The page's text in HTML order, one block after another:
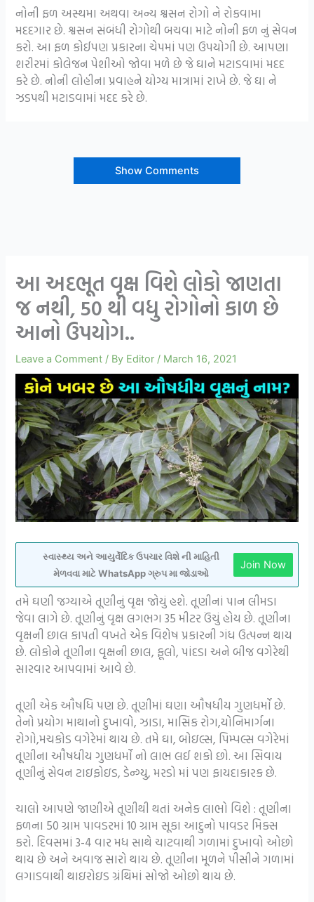
નોની ફળ અસ્થમા અથવા અન્ય શ્વસન રોગો ને રોકવામા
મદદગાર છે. શ્વસન સંબંધી રોગોથી બચવા માટે નોની ફળ નું સેવન
કરો. આ ફળ કોઈપણ પ્રકારના ચેપમાં પણ ઉપયોગી છે. આપણા
શરીરમાં કોલેજન પેશીઓ જોવા મળે છે જે ઘાને મટાડવામાં મદદ
કરે છે. નોની લોહીના પ્રવાહને યોગ્ય માત્રામાં રાખે છે. જે ઘા ને
ઝડપથી મટાડવામાં મદદ કરે છે.
Show Comments
આ અદભૂત વૃક્ષ વિશે લોકો જાણતા
જ નથી, 50 થી વધુ રોગોનો કાળ છે
આનો ઉપયોગ..
Leave a Comment / By Editor / March 16, 2021
સ્વાસ્થ્ય અને આયુર્વેદિક ઉપચાર વિશે ની માહિતી
મેળવવા માટે WhatsApp ગ્રુપ મા જોડાઓ
Join Now
તમે ઘણી જગ્યાએ તૂણીનું વૃક્ષ જોયું હશે. તૂણીનાં પાન લીમડા
જેવા લાગે છે. તૂણીનું વૃક્ષ લગભગ 35 મીટર ઉંચું હોય છે. તૂણીના
વૃક્ષની છાલ કાપતી વખતે એક વિશેષ પ્રકારની ગંધ ઉત્પન્ન થાય
છે. લોકોને તૂણીના વૃક્ષની છાલ, ફૂલો, પાંદડા અને બીજ વગેરેથી
સારવાર આપવામાં આવે છે.
તૂણી એક ઔષધિ પણ છે. તૂણીમાં ઘણા ઔષધીય ગુણધર્મો છે.
તેનો પ્રયોગ માથાનો દુખાવો, ઝાડા, માસિક રોગ,યોનિમાર્ગના
રોગો,મચકોડ વગેરેમાં થાય છે. તમે ઘા, બોઇલ્સ, પિમ્પલ્સ વગેરેમાં
તૂણીના ઔષધીય ગુણધર્મો નો લાભ લઈ શકો છો. આ સિવાય
તૂણીનું સેવન ટાઇફોઇડ, ડેન્ગ્યુ, મરડો માં પણ ફાયદાકારક છે.
ચાલો આપણે જાણીએ તૂણીથી થતાં અનેક લાભો વિશે : તૂણીના
ફળના 50 ગ્રામ પાવડરમાં 10 ગ્રામ સૂકા આદુનો પાવડર મિક્સ
કરો. દિવસમાં 3-4 વાર મધ સાથે ચાટવાથી ગળામાં દુખાવો ઓછો
થાય છે અને અવાજ સારો થાય છે. તૂણીના મૂળને પીસીને ગળામાં
લગાડવાથી થાઇરોઇડ ગ્રંથિમાં સોજો ઓછો થાય છે.